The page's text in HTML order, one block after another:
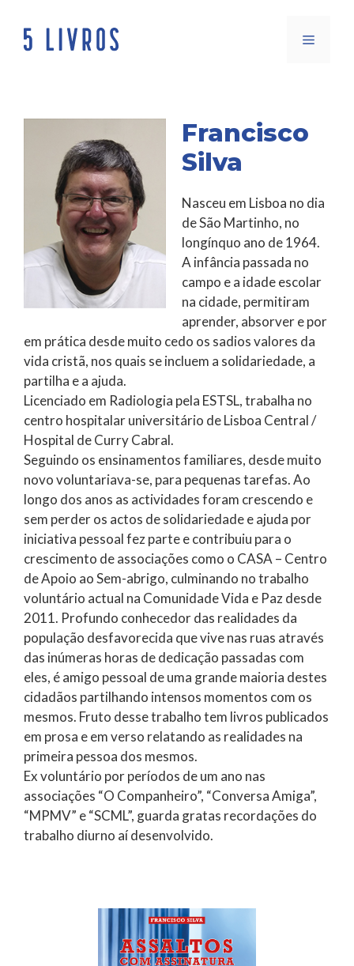
para
Menu
Francisco
Silva
Nasceu em Lisboa no dia
de São Martinho, no
longínquo ano de 1964.
A infância passada no
campo e a idade escolar
na cidade, permitiram
aprender, absorver e por
em prática desde muito cedo os sadios valores da
vida cristã, nos quais se incluem a solidariedade, a
partilha e a ajuda.
Licenciado em Radiologia pela ESTSL, trabalha no
centro hospitalar universitário de Lisboa Central /
Hospital de Curry Cabral.
Seguindo os ensinamentos familiares, desde muito
novo voluntariava-se, para pequenas tarefas. Ao
longo dos anos as actividades foram crescendo e
sem perder os actos de solidariedade e ajuda por
iniciativa pessoal fez parte e contribuiu para o
crescimento de associações como o CASA – Centro
de Apoio ao Sem-abrigo, culminando no trabalho
voluntário actual na Comunidade Vida e Paz desde
2011. Profundo conhecedor das realidades da
população desfavorecida que vive nas ruas através
das inúmeras horas de dedicação passadas com
eles, é amigo pessoal de uma grande maioria destes
cidadãos partilhando intensos momentos com os
mesmos. Fruto desse trabalho tem livros publicados
em prosa e em verso relatando as realidades na
primeira pessoa dos mesmos.
Ex voluntário por períodos de um ano nas
associações “O Companheiro”, “Conversa Amiga”,
“MPMV” e “SCML”, guarda gratas recordações do
trabalho diurno aí desenvolvido.